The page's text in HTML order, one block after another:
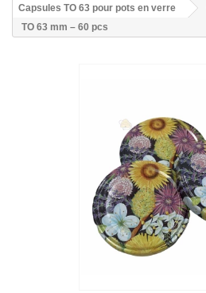
Capsules TO 63 pour pots en verre
TO 63 mm – 60 pcs